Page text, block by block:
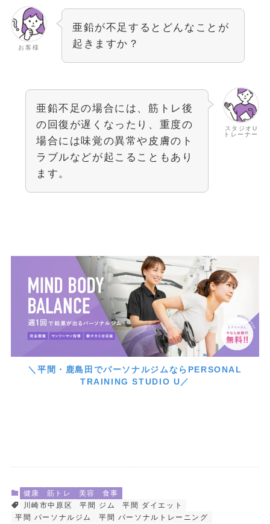
お客様
亜鉛が不足するとどんなことが
起きますか？
スタジオU
トレーナー
亜鉛不足の場合には、筋トレ後
の回復が遅くなったり、重度の
場合には味覚の異常や皮膚のト
ラブルなどが起こることもあり
ます。
＼平間・鹿島田でパーソナルジムならPERSONAL
TRAINING STUDIO U／
健康 筋トレ 美容
食事
川崎市中原区
平間 ジム
平間 ダイエット
平間 パーソナルジム
平間 パーソナルトレーニング